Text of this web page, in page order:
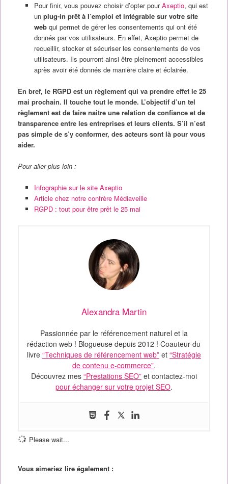
Pour finir, vous pouvez choisir d’opter pourAxeptio, qui est
unplug-in prêt à l’emploi et intégrable sur votre site
web qui permet de gérer les consentements qui ont été
donnés par vos utilisateurs. En effet, Axeptio permet de
recueillir, stocker et sécuriser les consentements de vos
utilisateurs. Ils pourront ainsi être pleinement accessibles
après avoir été donnés de manière claire et éclairée.
En bref, le RGPD est un règlement qui va prendre effet le 25
mai prochain. Il touche tout le monde. L’objectif d’un tel
règlement est de faire naitre une relation de confiance et de
transparence entre les entreprises et leurs clients. S’il n’est
pas simple de s’y conformer, des acteurs sont là pour vous
aider.
Pour aller plus loin :
Infographie sur le site Axeptio
Article chez notre confrère Médiaveille
RGPD : tout pour être prêt le 25 mai
Alexandra Martin
Passionnée par le référencement naturel et la
rédaction web ! Blogueuse depuis 2012 ! Coauteur du
livre “Techniques de référencement web” et “Stratégie
de contenu e-commerce”.
Découvrez mes “Prestations SEO” et contactez-moi
pour échanger sur votre projet SEO.
Please wait...
Vous aimeriez lire également :